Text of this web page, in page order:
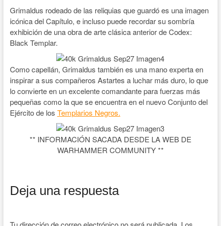
Grimaldus rodeado de las reliquias que guardó es una imagen
icónica del Capítulo, e incluso puede recordar su sombría
exhibición de una obra de arte clásica anterior de Codex:
Black Templar.
Como capellán, Grimaldus también es una mano experta en
inspirar a sus compañeros Astartes a luchar más duro, lo que
lo convierte en un excelente comandante para fuerzas más
pequeñas como la que se encuentra en el nuevo Conjunto del
Ejército de los Templarios Negros.
** INFORMACIÓN SACADA DESDE LA WEB DE
WARHAMMER COMMUNITY **
Deja una respuesta